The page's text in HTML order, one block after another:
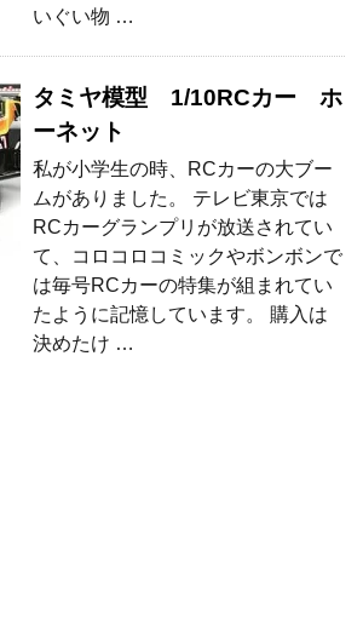
いぐい物 …
タミヤ模型 1/10RCカー ホ
ーネット
私が小学生の時、RCカーの大ブー
ムがありました。 テレビ東京では
RCカーグランプリが放送されてい
て、コロコロコミックやボンボンで
は毎号RCカーの特集が組まれてい
たように記憶しています。 購入は
決めたけ …